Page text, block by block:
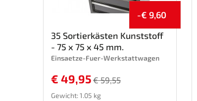
-€ 9,60
35 Sortierkästen Kunststoff
- 75 x 75 x 45 mm.
Einsaetze-Fuer-Werkstattwagen
€ 49,95 € 59,55
Gewicht: 1.05 kg